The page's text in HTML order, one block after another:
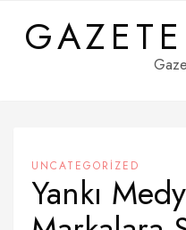
content
UNCATEGORIZED
Yankı